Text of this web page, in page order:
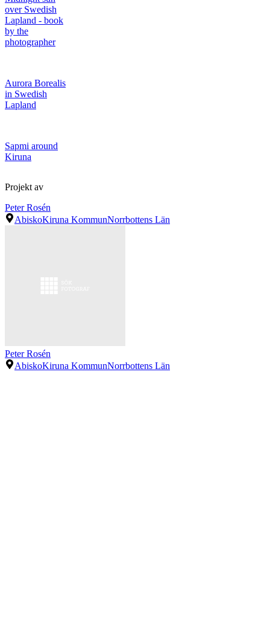
over Swedish
Lapland - book
by the
photographer
Aurora Borealis
in Swedish
Lapland
Sapmi around
Kiruna
Projekt av
Peter Rosén
AbiskoKiruna KommunNorrbottens Län
Peter Rosén
AbiskoKiruna KommunNorrbottens Län